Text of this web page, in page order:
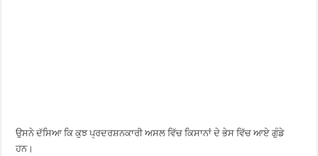
ਉਸਨੇ ਦੱਸਿਆ ਕਿ ਕੁਝ ਪ੍ਰਦਰਸ਼ਨਕਾਰੀ ਅਸਲ ਵਿੱਚ ਕਿਸਾਨਾਂ ਦੇ ਭੇਸ ਵਿੱਚ ਆਏ ਗੁੰਡੇ
ਹਨ।